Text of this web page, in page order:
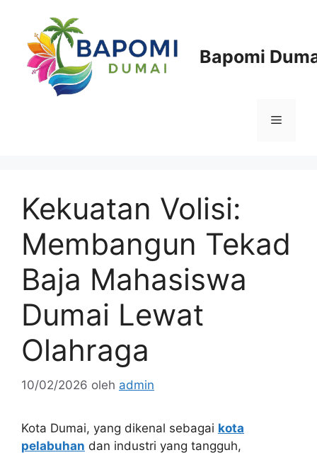
Bapomi
Menu
Kekuatan Volisi:
Membangun Tekad
Baja Mahasiswa
Dumai Lewat
Olahraga
10/02/2026 oleh admin
Kota Dumai, yang dikenal sebagai kota
pelabuhan dan industri yang tangguh,